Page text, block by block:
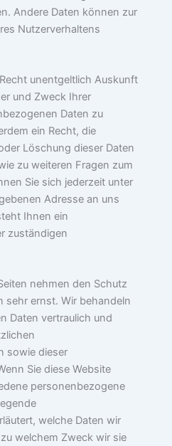
Andere Daten können zur
Nutzerverhaltens
unentgeltlich Auskunft
und Zweck Ihrer
Daten zu
ein Recht, die
Löschung dieser Daten
zu weiteren Fragen zum
Sie sich jederzeit unter
Adresse an uns
Ihnen ein
zuständigen
nehmen den Schutz
sehr ernst. Wir behandeln
Daten vertraulich und
sowie dieser
Sie diese Website
personenbezogene
welche Daten wir
welchem Zweck wir sie